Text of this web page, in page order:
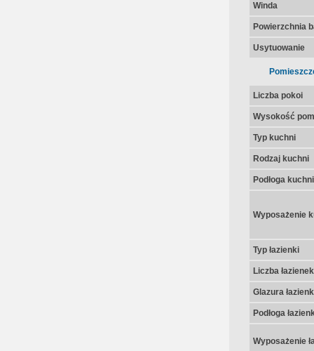
Winda
Powierzchnia
Usytuowanie
Liczba pokoi
Wysokość
Typ kuchni
Rodzaj kuchni
Podłoga kuchni
Wyposażenie
Typ łazienki
Liczba łazienek
Glazura
Podłoga
Wyposażenie